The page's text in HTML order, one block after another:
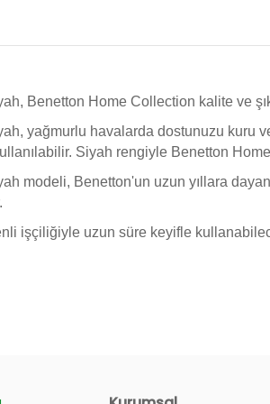
Benetton Home Collection kalite ve
yağmurlu havalarda dostunuzu kuru
Siyah rengiyle Benetton
modeli, Benetton'un uzun yıllara
işçiliğiyle uzun süre keyifle